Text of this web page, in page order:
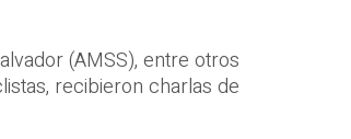
(AMSS), entre otros
recibieron charlas de